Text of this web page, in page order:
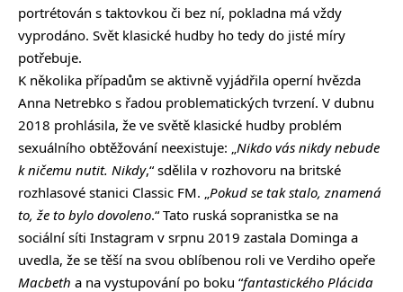
portrétován s taktovkou či bez ní, pokladna má vždy
vyprodáno. Svět klasické hudby ho tedy do jisté míry
potřebuje.
K několika případům se aktivně vyjádřila operní hvězda
Anna Netrebko s řadou problematických tvrzení. V dubnu
2018 prohlásila, že ve světě klasické hudby problém
sexuálního obtěžování neexistuje: „ Nikdo vás nikdy nebude
k ničemu nutit. Nikdy,“ sdělila v rozhovoru na britské
rozhlasové stanici Classic FM. „ Pokud se tak stalo, znamená
to, že to bylo dovoleno.“ Tato ruská sopranistka se na
sociální síti Instagram v srpnu 2019 zastala Dominga a
uvedla, že se těší na svou oblíbenou roli ve Verdiho opeře
Macbeth a na vystupování po boku “fantastického Plácida